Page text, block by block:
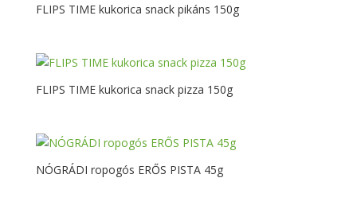
FLIPS TIME kukorica snack pikáns 150g
FLIPS TIME kukorica snack pizza 150g
NÓGRÁDI ropogós ERŐS PISTA 45g